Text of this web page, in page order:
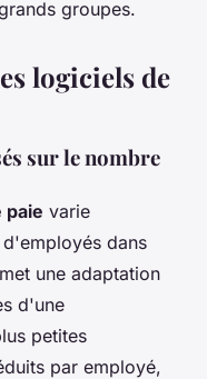
groupes.
logiciels de
sur le nombre
paie varie
dans
une adaptation
d'une
petites
par employé,